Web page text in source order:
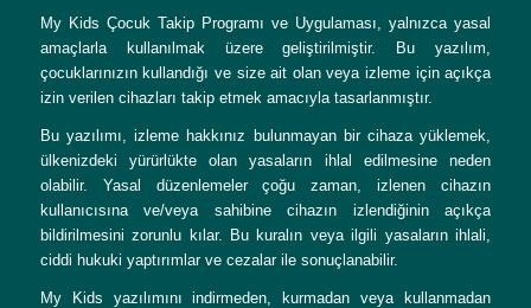
My Kids Çocuk Takip Programı ve Uygulaması, yalnızca yasal
amaçlarla kullanılmak üzere geliştirilmiştir. Bu yazılım,
çocuklarınızın kullandığı ve size ait olan veya izleme için açıkça
izin verilen cihazları takip etmek amacıyla tasarlanmıştır.
Bu yazılımı, izleme hakkınız bulunmayan bir cihaza yüklemek,
ülkenizdeki yürürlükte olan yasaların ihlal edilmesine neden
olabilir. Yasal düzenlemeler çoğu zaman, izlenen cihazın
kullanıcısına ve/veya sahibine cihazın izlendiğinin açıkça
bildirilmesini zorunlu kılar. Bu kuralın veya ilgili yasaların ihlali,
ciddi hukuki yaptırımlar ve cezalar ile sonuçlanabilir.
My Kids yazılımını indirmeden, kurmadan veya kullanmadan